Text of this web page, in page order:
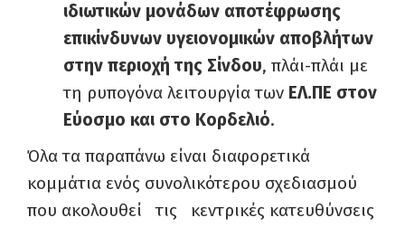
ιδιωτικών μονάδων αποτέφρωσης
επικίνδυνων υγειονομικών αποβλήτων
στην περιοχή της Σίνδου, πλάι-πλάι με
τη ρυπογόνα λειτουργία των ΕΛ.ΠΕ στον
Εύοσμο και στο Κορδελιό.
Όλα τα παραπάνω είναι διαφορετικά
κομμάτια ενός συνολικότερου σχεδιασμού
που ακολουθεί τις κεντρικές κατευθύνσεις